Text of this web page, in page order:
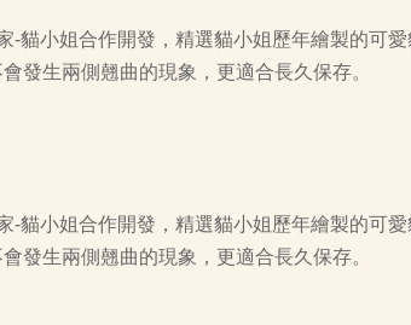
貓小姐合作開發，精選貓小姐歷年繪製的可
發生兩側翹曲的現象，更適合長久保存。
貓小姐合作開發，精選貓小姐歷年繪製的可
發生兩側翹曲的現象，更適合長久保存。